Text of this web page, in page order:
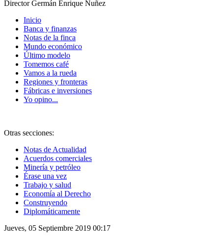
Director Germán Enrique Nuñez
Inicio
Banca y finanzas
Notas de la finca
Mundo económico
Último modelo
Tomemos café
Vamos a la rueda
Regiones y fronteras
Fábricas e inversiones
Yo opino...
Otras secciones:
Notas de Actualidad
Acuerdos comerciales
Minería y petróleo
Érase una vez
Trabajo y salud
Economía al Derecho
Construyendo
Diplomáticamente
Jueves, 05 Septiembre 2019 00:17